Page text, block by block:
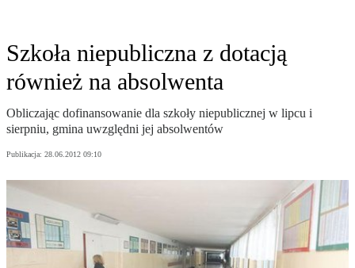
Szkoła niepubliczna z dotacją
również na absolwenta
Obliczając dofinansowanie dla szkoły niepublicznej w lipcu i
sierpniu, gmina uwzględni jej absolwentów
Publikacja: 28.06.2012 09:10